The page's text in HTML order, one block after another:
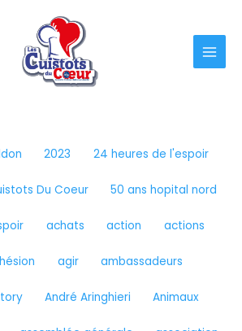
2023 24 heures de l'espoir
Du Coeur 50 ans hopital nord
achats action actions
agir ambassadeurs
André Aringhieri Animaux